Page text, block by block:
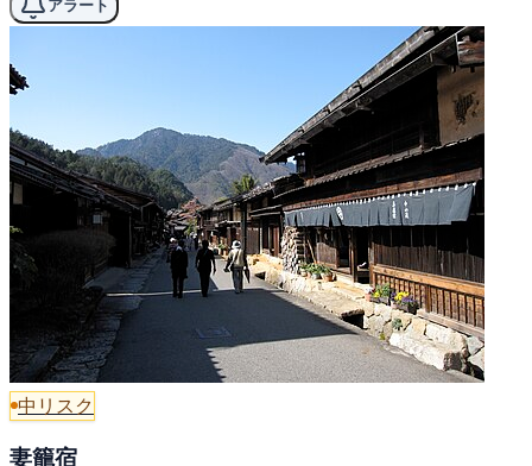
アラート
中リスク
妻籠宿